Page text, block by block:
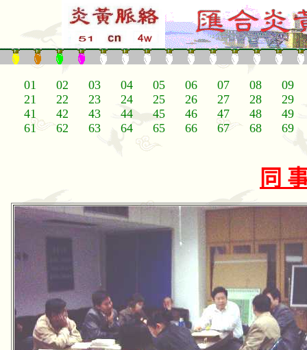
01 02 03 04 05 06 07 08
09
21
22 23 24 25 26 27 28
29
41
42 43 44 45 46 47 48
49
61
62 63 64 65 66 67 68 69
同